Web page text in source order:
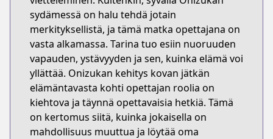
sydämessä on halu tehdä jotain
merkityksellistä, ja tämä matka opettajana on
vasta alkamassa. Tarina tuo esiin nuoruuden
vapauden, ystävyyden ja sen, kuinka elämä voi
yllättää. Onizukan kehitys kovan jätkän
elämäntavasta kohti opettajan roolia on
kiehtova ja täynnä opettavaisia hetkiä. Tämä
on kertomus siitä, kuinka jokaisella on
mahdollisuus muuttua ja löytää oma